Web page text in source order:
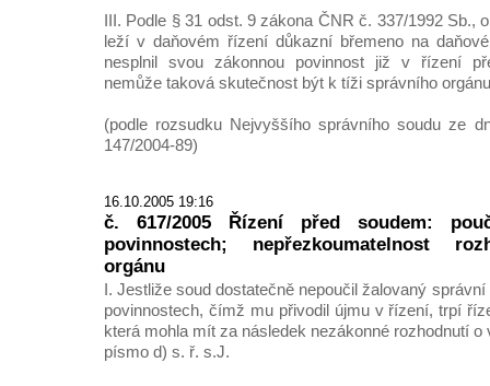
III. Podle § 31 odst. 9 zákona ČNR č. 337/1992 Sb.,
leží v daňovém řízení důkazní břemeno na
nesplnil svou zákonnou povinnost již v řízení
nemůže taková skutečnost být k tíži správního
(podle rozsudku Nejvyššího správního soudu ze
147/2004-89)
16.10.2005 19:16
č. 617/2005 Řízení před soudem:
povinnostech; nepřezkoumatelnost
orgánu
I. Jestliže soud dostatečně nepoučil žalovaný
povinnostech, čímž mu přivodil újmu v řízení, trpí
která mohla mít za následek nezákonné rozhodnutí o
písmo d) s. ř. s.J.